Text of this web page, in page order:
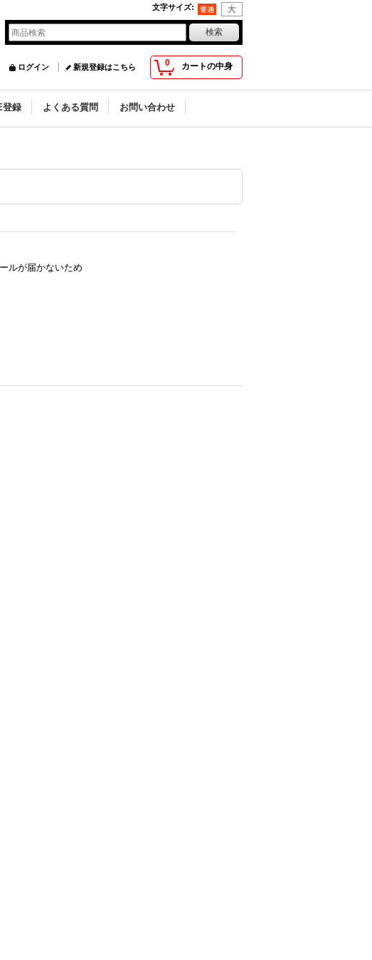
文字サイズ:
0 カートの中身
ログイン 新規登録はこちら
登録 よくある質問 お問い合わせ
ルが届かないため